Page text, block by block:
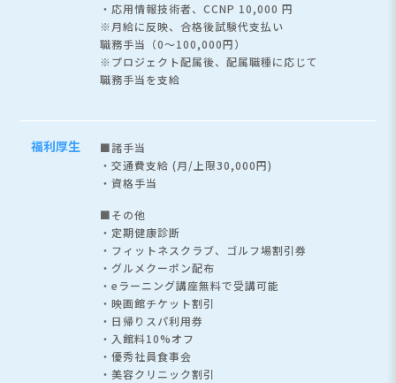
・応用情報技術者、CCNP 10,000 円
※月給に反映、合格後試験代支払い
職務手当（0～100,000円）
※プロジェクト配属後、配属職種に応じて
職務手当を支給
福利厚生
■諸手当
・交通費支給 (月/上限30,000円)
・資格手当
■その他
・定期健康診断
・フィットネスクラブ、ゴルフ場割引券
・グルメクーポン配布
・eラーニング講座無料で受講可能
・映画館チケット割引
・日帰りスパ利用券
・入館料10%オフ
・優秀社員食事会
・美容クリニック割引